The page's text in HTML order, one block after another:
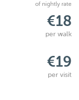
of nightly rate
€18
per walk
€19
per visit